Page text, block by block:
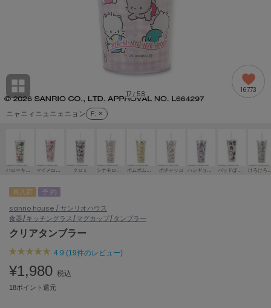
ョン雑貨 (853)
ェア (119)
(124)
Ame no chi Hare
アメノチハレ
ánuans
アニュアンス
ànuke
アンヌーク
ASICS
アシックス
Ballelite
バレリット
ニャニィニュニェニョン F: ✕
17/ 58 16773
ハローキティ マイメロディ クロミ シナモロール ポムポムプリン ポチャッコ ハンギョドン バッドばつ丸 けろけろ
再入荷
予 約
sanrio house / サンリオハウス
食器/キッチングラス/マグカップ/タンブラー
クリアタンブラー
4.9 (19件のレビュー)
¥1,980 税込
18ポイント還元